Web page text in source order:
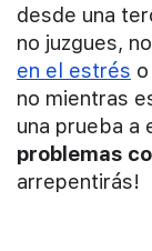
desde una
no juzgues,
en el estrés
no mientras
una prueba a
problemas
arrepentirás!